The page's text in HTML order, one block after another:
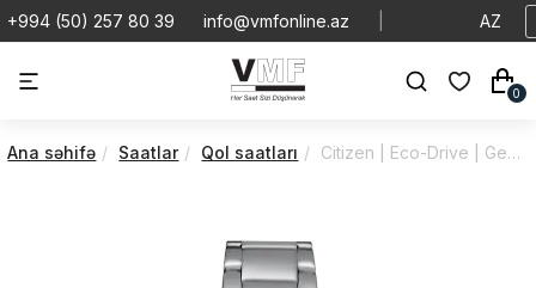
+994 (50) 257 80 39 info@vmfonline.az AZ
0
Ana səhifə Saatlar Qol saatları Citizen | Eco-Drive | Gent | AW1527-86E